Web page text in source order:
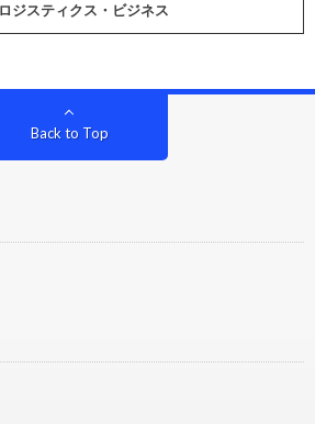
ジスティクス・ビジネス
Back to Top